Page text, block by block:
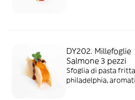
DY202. Millefoglie
Salmone 3 pezzi
Sfoglia di pasta
philadelphia,